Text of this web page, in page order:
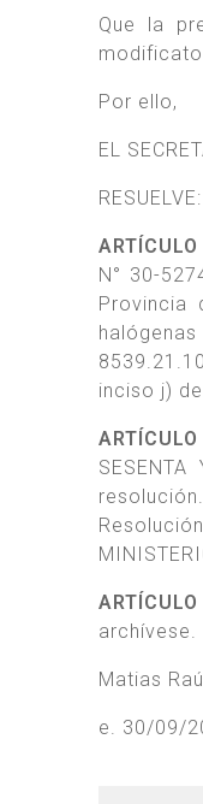
Que la
Por ello,
EL
RESUELVE:
ARTÍCULO
N° 30-
Provincia
inciso j)
archívese.
Matias
e. 30/09/